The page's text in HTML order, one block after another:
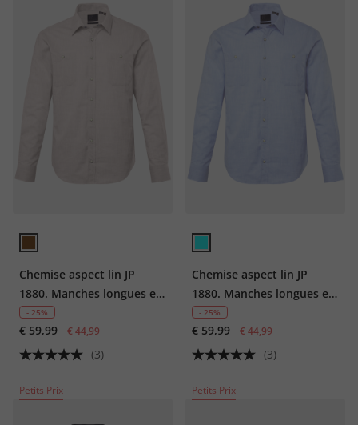
Chemise aspect lin JP
1880. Manches longues et
col Kent. Coupe Modern
Fit. Jusqu'au 8 XL.
- 25%
€ 59,99 € 44,99
(3)
Chemise aspect lin JP
1880. Manches longues et
col Kent. Coupe Modern
Fit. Jusqu'au 8 XL.
- 25%
€ 59,99 € 44,99
(3)
Petits Prix Petits Prix